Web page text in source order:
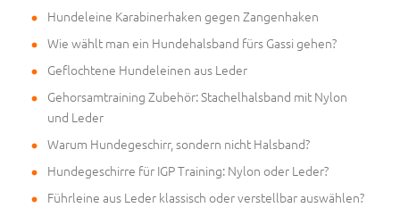
Hundeleine Karabinerhaken gegen Zangenhaken
Wie wählt man ein Hundehalsband fürs Gassi gehen?
Geflochtene Hundeleinen aus Leder
Gehorsamtraining Zubehör: Stachelhalsband mit Nylon
und Leder
Warum Hundegeschirr, sondern nicht Halsband?
Hundegeschirre für IGP Training: Nylon oder Leder?
Führleine aus Leder klassisch oder verstellbar auswählen?